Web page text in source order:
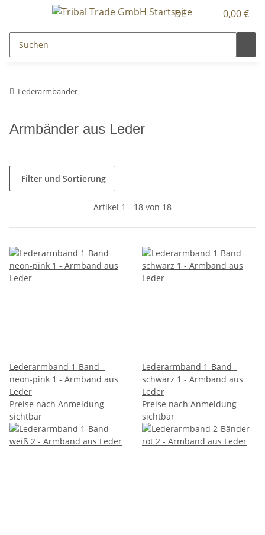
DE 0,00 €
Lederarmbänder
Armbänder aus Leder
Filter und Sortierung
Artikel 1 - 18 von 18
Lederarmband 1-Band -
neon-pink 1 - Armband aus
Leder
Preise nach Anmeldung
sichtbar
Lederarmband 1-Band -
schwarz 1 - Armband aus
Leder
Preise nach Anmeldung
sichtbar